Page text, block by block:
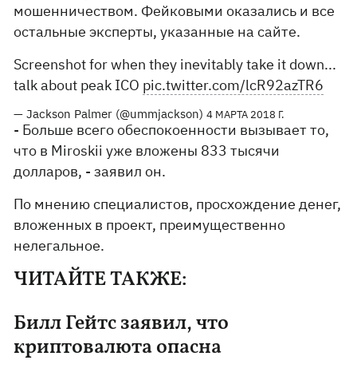
мошенничеством. Фейковыми оказались и все
остальные эксперты, указанные на сайте.
Screenshot for when they inevitably take it down...
talk about peak ICO pic.twitter.com/lcR92azTR6
— Jackson Palmer (@ummjackson)4 МАРТА 2018 Г.
- Больше всего обеспокоенности вызывает то,
что в Miroskii уже вложены 833 тысячи
долларов, - заявил он.
По мнению специалистов, просхождение денег,
вложенных в проект, преимущественно
нелегальное.
ЧИТАЙТЕ ТАКЖЕ:
Билл Гейтс заявил, что
криптовалюта опасна